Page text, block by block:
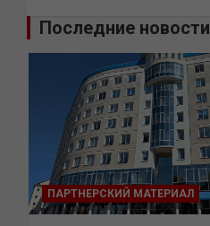
Последние новости
ПАРТНЕРСКИЙ МАТЕРИАЛ